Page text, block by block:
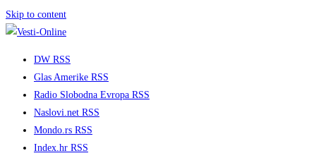
Skip to content
DW RSS
Glas Amerike RSS
Radio Slobodna Evropa RSS
Naslovi.net RSS
Mondo.rs RSS
Index.hr RSS